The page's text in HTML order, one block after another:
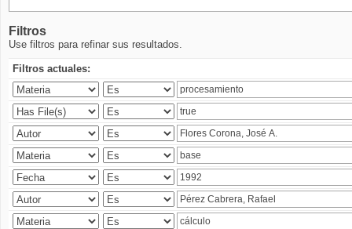
Filtros
Use filtros para refinar sus resultados.
Filtros actuales: